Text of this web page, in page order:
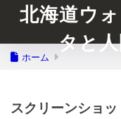
北海道ウ
タと
ホーム
スクリーンショ